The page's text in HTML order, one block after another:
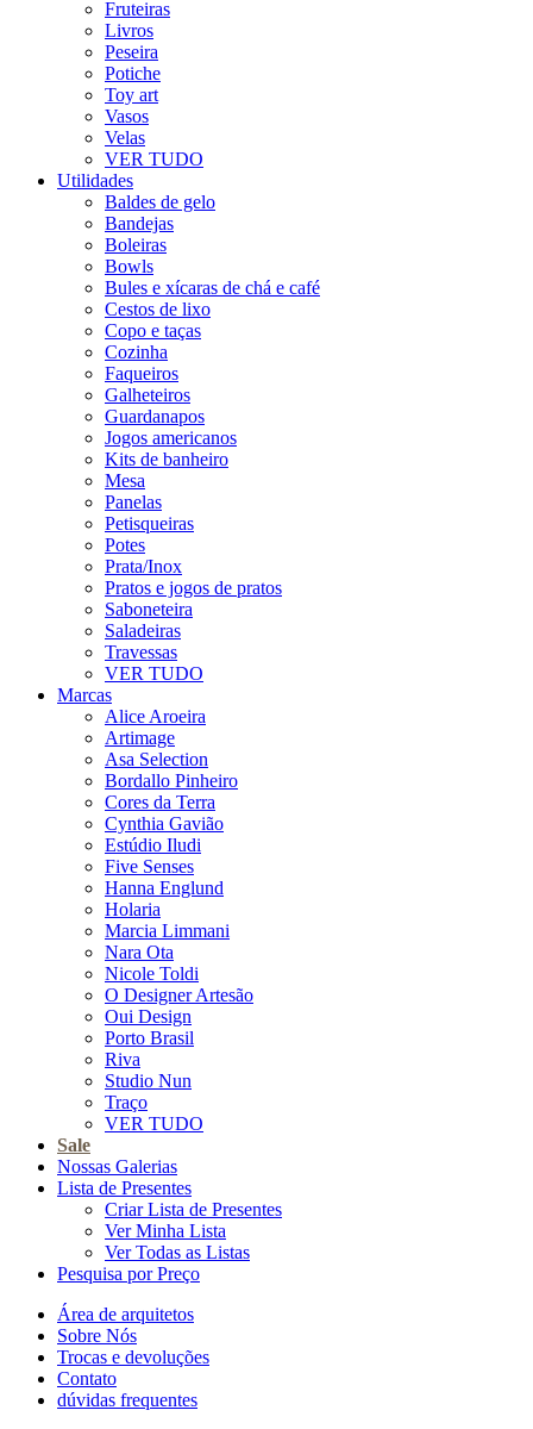
Fruteiras
Livros
Peseira
Potiche
Toy art
Vasos
Velas
VER TUDO
Utilidades
Baldes de gelo
Bandejas
Boleiras
Bowls
Bules e xícaras de chá e café
Cestos de lixo
Copo e taças
Cozinha
Faqueiros
Galheteiros
Guardanapos
Jogos americanos
Kits de banheiro
Mesa
Panelas
Petisqueiras
Potes
Prata/Inox
Pratos e jogos de pratos
Saboneteira
Saladeiras
Travessas
VER TUDO
Marcas
Alice Aroeira
Artimage
Asa Selection
Bordallo Pinheiro
Cores da Terra
Cynthia Gavião
Estúdio Iludi
Five Senses
Hanna Englund
Holaria
Marcia Limmani
Nara Ota
Nicole Toldi
O Designer Artesão
Oui Design
Porto Brasil
Riva
Studio Nun
Traço
VER TUDO
Sale
Nossas Galerias
Lista de Presentes
Criar Lista de Presentes
Ver Minha Lista
Ver Todas as Listas
Pesquisa por Preço
Área de arquitetos
Sobre Nós
Trocas e devoluções
Contato
dúvidas frequentes